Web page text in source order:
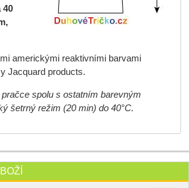
40
americkými reaktivními barvami
Jacquard products.
spolu s ostatním barevným
šetrný režim (20 min) do 40°C.